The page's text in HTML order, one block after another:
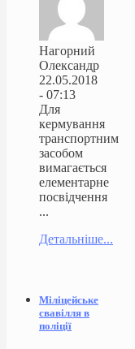
Нагорний
Олександр
22.05.2018
- 07:13
Для
кермування
транспортним
засобом
вимагається
елементарне
посвідчення
...
Детальніше...
Міліцейське
свавілля в
поліції